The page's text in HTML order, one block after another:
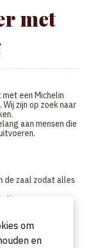
met
een Michelin
. Wij zijn op zoek naar
aan mensen die
de zaal zodat alles
om
en